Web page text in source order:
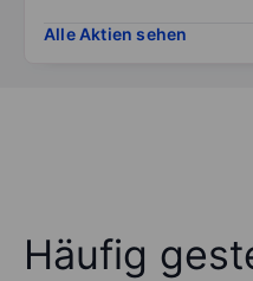
Alle Aktien sehen
Häufig